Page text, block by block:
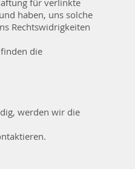
für verlinkte
haben, uns solche
Rechtswidrigkeiten
die
werden wir die